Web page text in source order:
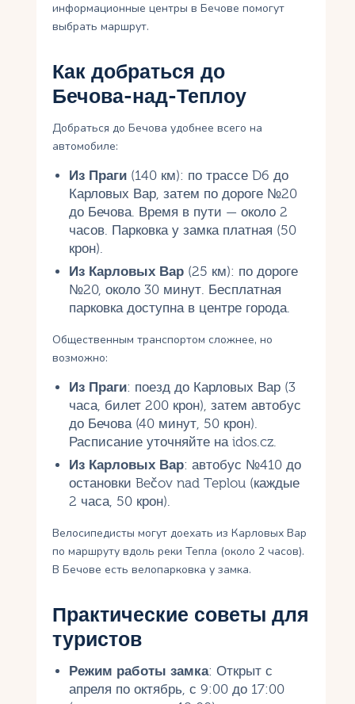
информационные центры в Бечове помогут
выбрать маршрут.
Как добраться до
Бечова-над-Теплоу
Добраться до Бечова удобнее всего на
автомобиле:
Из Праги(140 км): по трассе D6 до
Карловых Вар, затем по дороге №20
до Бечова. Время в пути — около 2
часов. Парковка у замка платная (50
крон).
Из Карловых Вар(25 км): по дороге
№20, около 30 минут. Бесплатная
парковка доступна в центре города.
Общественным транспортом сложнее, но
возможно:
Из Праги: поезд до Карловых Вар (3
часа, билет 200 крон), затем автобус
до Бечова (40 минут, 50 крон).
Расписание уточняйте на idos.cz.
Из Карловых Вар: автобус №410 до
остановки Bečov nad Teplou (каждые
2 часа, 50 крон).
Велосипедисты могут доехать из Карловых Вар
по маршруту вдоль реки Тепла (около 2 часов).
В Бечове есть велопарковка у замка.
Практические советы для
туристов
Режим работы замка: Открыт с
апреля по октябрь, с 9:00 до 17:00